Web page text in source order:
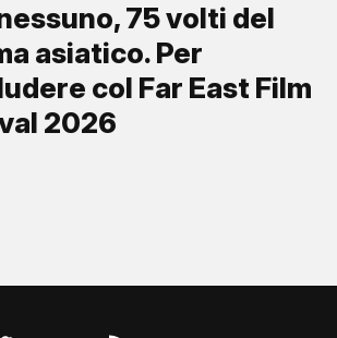
75 volti del
asiatico. Per
col Far East Film
2026